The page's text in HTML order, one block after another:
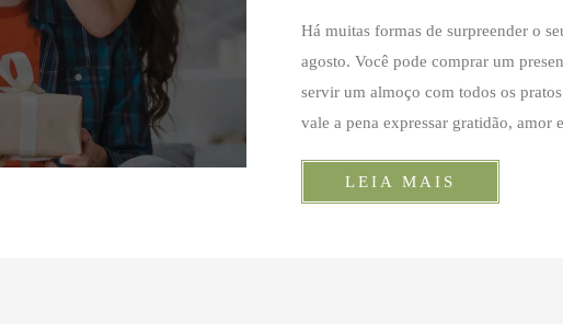
Há muitas formas de surpreender o
agosto. Você pode comprar um
servir um almoço com todos os
vale a pena expressar gratidão, amor
LEIA MAIS